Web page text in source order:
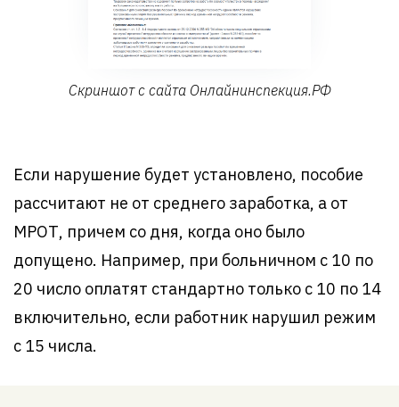
Скриншот с сайта Онлайнинспекция.РФ
Если нарушение будет установлено, пособие
рассчитают не от среднего заработка, а от
МРОТ, причем со дня, когда оно было
допущено. Например, при больничном с 10 по
20 число оплатят стандартно только с 10 по 14
включительно, если работник нарушил режим
с 15 числа.